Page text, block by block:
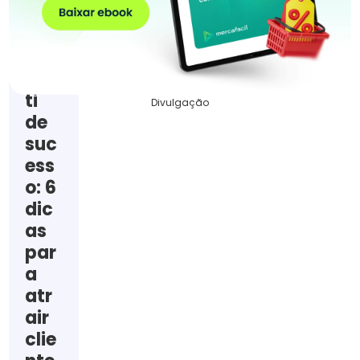
r
um
ti
de
suc
ess
o: 6
dic
as
par
a
atr
air
clie
Divulgação